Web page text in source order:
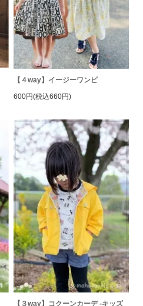
【４way】イージーワンピ
600円(税込660円)
【３way】コクーンカーデ -キッズ